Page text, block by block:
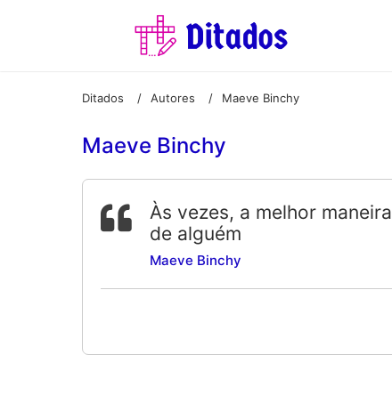
Ditados / Autores / Maeve Binchy
Maeve Binchy
Às vezes, a melhor
de alguém
Maeve Binchy